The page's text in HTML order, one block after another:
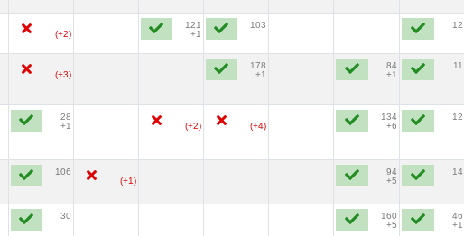
(+2)
121
+1
103 12
(+3)
178
+1
84
+1
11
28
+1
(+2) (+4)
134
+6
12
106
(+1)
94
+5
14
30
160
+5
46
+1